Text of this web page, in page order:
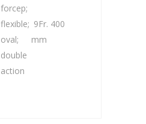
forcep;
flexible;
oval;
double
action
9Fr. 400
mm